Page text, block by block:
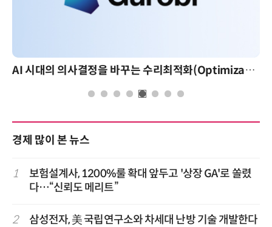
AI 시대의 의사결정을 바꾸는 수리최적화(Optimization): 실제 산업 적용 사례와 활용 전략
경제 많이 본 뉴스
1
보험설계사, 1200%룰 확대 앞두고 '상장 GA'로 쏠렸
다…“신뢰도 메리트”
2 삼성전자, 美 국립연구소와 차세대 난방 기술 개발한다